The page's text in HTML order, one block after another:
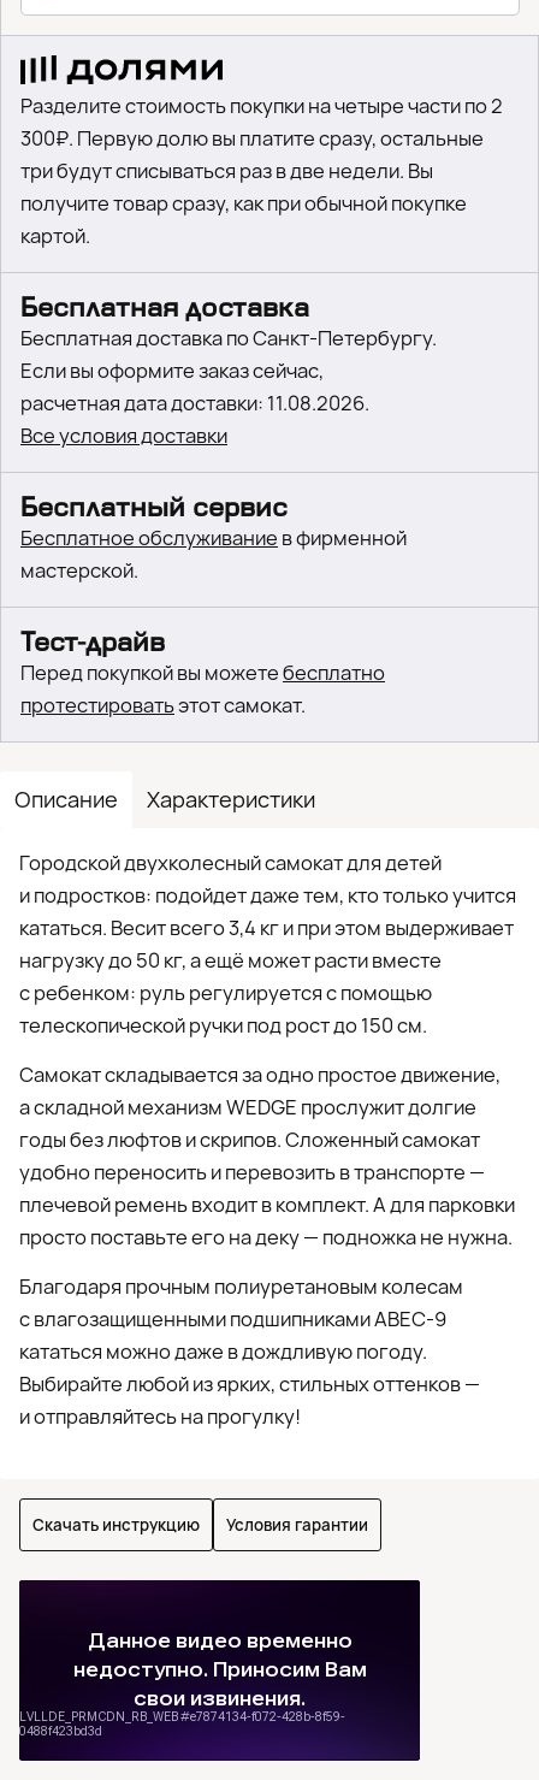
Описание Характеристики
Городской двухколесный самокат для детей
и подростков: подойдет даже тем, кто только учится
кататься. Весит всего 3,4 кг и при этом выдерживает
нагрузку до 50 кг, а ещё может расти вместе
с ребенком: руль регулируется с помощью
телескопической ручки под рост до 150 см.
Самокат складывается за одно простое движение,
а складной механизм WEDGE прослужит долгие
годы без люфтов и скрипов. Сложенный самокат
удобно переносить и перевозить в транспорте —
плечевой ремень входит в комплект. А для парковки
просто поставьте его на деку — подножка не нужна.
Благодаря прочным полиуретановым колесам
с влагозащищенными подшипниками ABEC-9
кататься можно даже в дождливую погоду.
Выбирайте любой из ярких, стильных оттенков —
и отправляйтесь на прогулку!
Скачать инструкцию Условия гарантии
Разделите стоимость покупки на четыре части по 2
300₽. Первую долю вы платите сразу, остальные
три будут списываться раз в две недели. Вы
получите товар сразу, как при обычной покупке
картой.
Бесплатная доставка
Бесплатная доставка по Санкт-Петербургу.
Если вы оформите заказ сейчас,
расчетная дата доставки: 11.08.2026.
Все условия доставки
Бесплатный сервис
Бесплатное обслуживание в фирменной
мастерской.
Тест-драйв
Перед покупкой вы можетебесплатно
протестироватьэтот самокат.